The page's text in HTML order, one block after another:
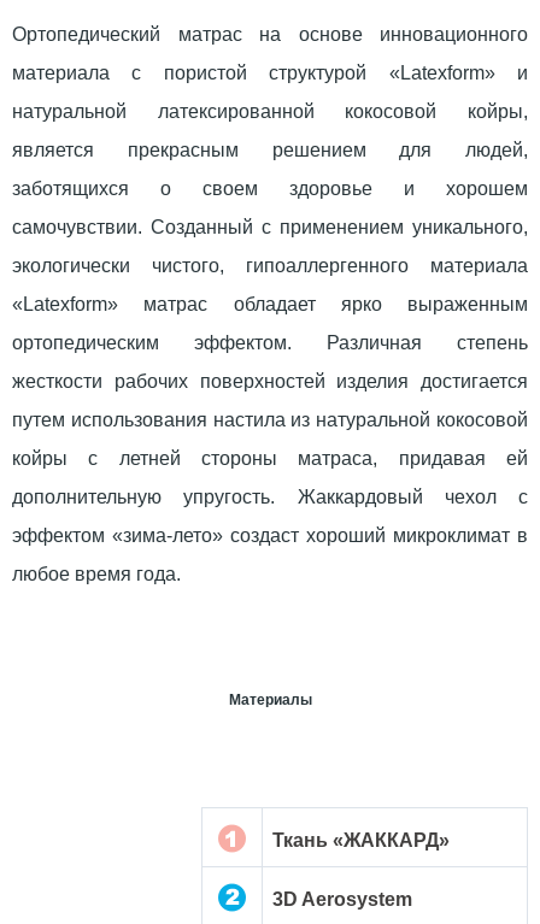
Ортопедический матрас на основе инновационного
материала с пористой структурой «Latexform» и
натуральной латексированной кокосовой койры,
является прекрасным решением для людей,
заботящихся о своем здоровье и хорошем
самочувствии. Созданный с применением уникального,
экологически чистого, гипоаллергенного материала
«Latexform» матрас обладает ярко выраженным
ортопедическим эффектом. Различная степень
жесткости рабочих поверхностей изделия достигается
путем использования настила из натуральной кокосовой
койры с летней стороны матраса, придавая ей
дополнительную упругость. Жаккардовый чехол с
эффектом «зима-лето» создаст хороший микроклимат в
любое время года.
Материалы
Ткань «ЖАККАРД»
3D Aerosystem